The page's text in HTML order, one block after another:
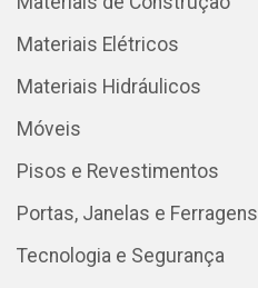
Materiais Elétricos
Materiais Hidráulicos
Móveis
Pisos e Revestimentos
Portas, Janelas e Ferragens
Tecnologia e Segurança